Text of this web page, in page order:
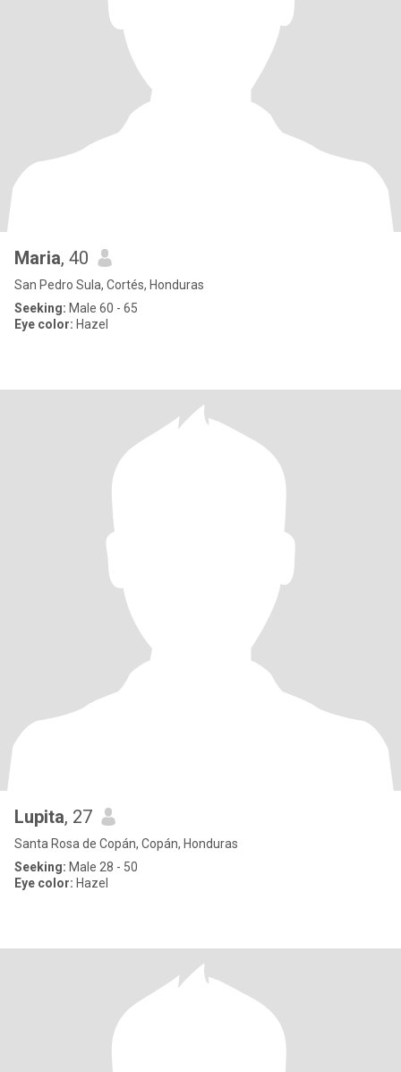
Maria, 40
San Pedro Sula, Cortés, Honduras
Seeking: Male 60 - 65
Eye color: Hazel
Lupita, 27
Santa Rosa de Copán, Copán, Honduras
Seeking: Male 28 - 50
Eye color: Hazel